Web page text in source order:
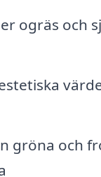
ogräs och
gröna och